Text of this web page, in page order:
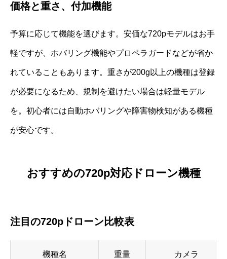
価格と重さ、付加機能
予算に応じて機能を選びます。安価な720pモデルはお手
軽ですが、ホバリング機能やプロペラガードなどが省か
れていることもあります。重さが200g以上の機種は登録
が必要になるため、規制を避けたい場合は軽量モデル
を。初心者には自動ホバリングや障害物検知がある機種
が安心です。
おすすめの720p対応ドローン機種
注目の720pドローン比較表
機種名 重量 カメラ